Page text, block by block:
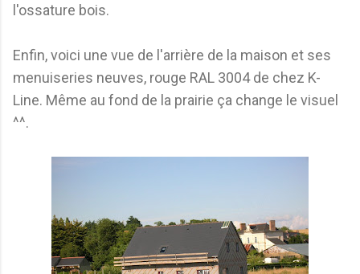
l'ossature bois.
Enfin, voici une vue de l'arrière de la maison et ses
menuiseries neuves, rouge RAL 3004 de chez K-
Line. Même au fond de la prairie ça change le visuel
^^.